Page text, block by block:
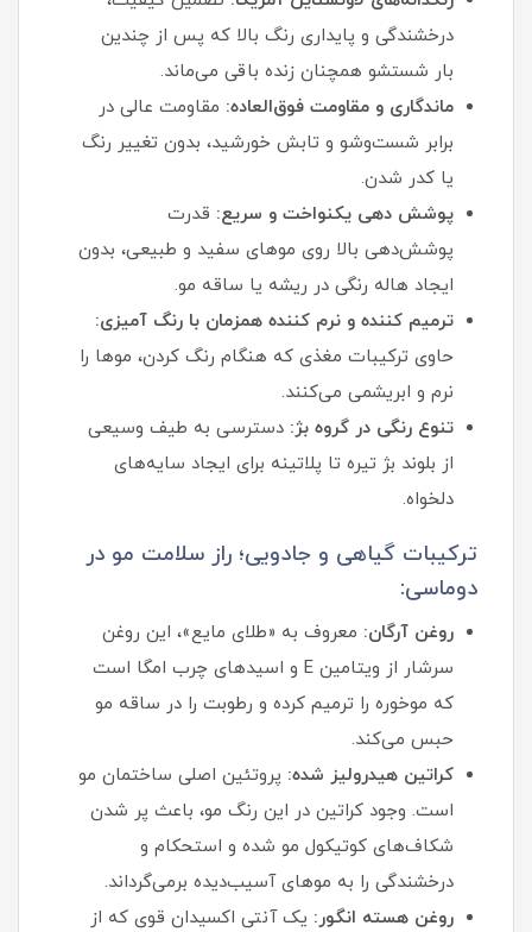
درخشندگی و پایداری رنگ بالا که پس از چندین
بار شستشو همچنان زنده باقی می‌ماند.
ماندگاری و مقاومت فوق‌العاده: مقاومت عالی در
برابر شست‌وشو و تابش خورشید، بدون تغییر رنگ
یا کدر شدن.
پوشش‌ دهی یکنواخت و سریع: قدرت
پوشش‌دهی بالا روی موهای سفید و طبیعی، بدون
ایجاد هاله رنگی در ریشه یا ساقه مو.
ترمیم‌ کننده و نرم‌ کننده همزمان با رنگ‌ آمیزی:
حاوی ترکیبات مغذی که هنگام رنگ کردن، موها را
نرم و ابریشمی می‌کنند.
تنوع رنگی در گروه بژ: دسترسی به طیف وسیعی
از بلوند بژ تیره تا پلاتینه برای ایجاد سایه‌های
دلخواه.
ترکیبات گیاهی و جادویی؛ راز سلامت مو در
دوماسی:
روغن آرگان: معروف به «طلای مایع»، این روغن
سرشار از ویتامین E و اسیدهای چرب امگا است
که موخوره را ترمیم کرده و رطوبت را در ساقه مو
حبس می‌کند.
کراتین هیدرولیز شده: پروتئین اصلی ساختمان مو
است. وجود کراتین در این رنگ مو، باعث پر شدن
شکاف‌های کوتیکول مو شده و استحکام و
درخشندگی را به موهای آسیب‌دیده برمی‌گرداند.
روغن هسته انگور: یک آنتی‌ اکسیدان قوی که از